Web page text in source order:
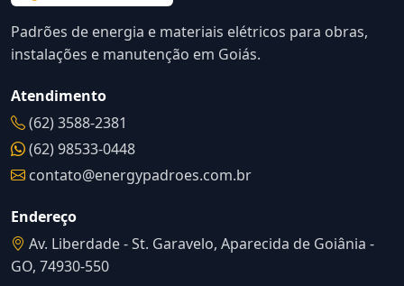
Padrões de energia e materiais elétricos para obras,
instalações e manutenção em Goiás.
Atendimento
(62) 3588-2381
(62) 98533-0448
contato@energypadroes.com.br
Endereço
Av. Liberdade - St. Garavelo, Aparecida de Goiânia -
GO, 74930-550